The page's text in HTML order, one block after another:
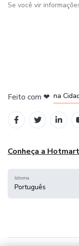
Se você vir
Feito com ❤ na
Conheça a Hotmart
Idioma
Português